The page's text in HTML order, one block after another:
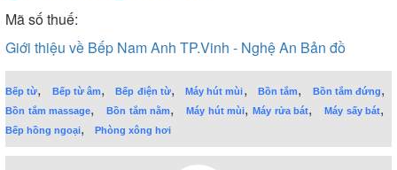
Mã số thuế:
Giới thiệu về Bếp Nam Anh TP.Vinh - Nghệ An Bản đồ
Bếp từ, Bếp từ âm,Bếp điện từ,Máy hút mùi, Bồn tắm, Bồn tắm đứng,
Bồn tắm massage,Bồn tắm nằm,Máy hút mùi,Máy rửa bát,Máy sấy bát,
Bếp hồng ngoại, Phòng xông hơi